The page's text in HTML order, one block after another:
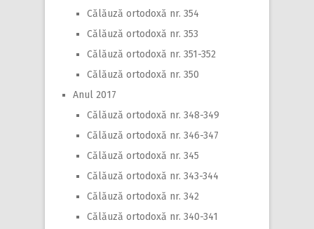
Călăuză ortodoxă nr. 354
Călăuză ortodoxă nr. 353
Călăuză ortodoxă nr. 351-352
Călăuză ortodoxă nr. 350
Anul 2017
Călăuză ortodoxă nr. 348-349
Călăuză ortodoxă nr. 346-347
Călăuză ortodoxă nr. 345
Călăuză ortodoxă nr. 343-344
Călăuză ortodoxă nr. 342
Călăuză ortodoxă nr. 340-341